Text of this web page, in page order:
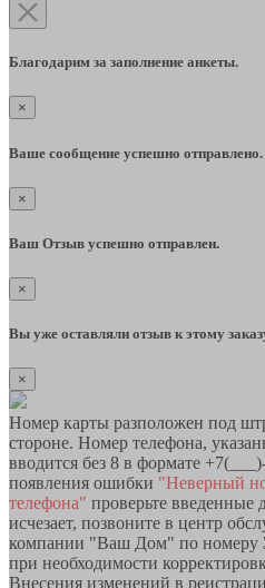
Благодарим за заполнение анкеты.
×
Ваше сообщение успешно отправлено.
×
Ваш Отзыв успешно отправлен.
×
Вы уже оставляли отзыв к этому
×
Номер карты разположен под
стороне. Номер телефона,
вводится без 8 в формате
появления ошибки "Неверный
телефона" проверьте
исчезает, позвоните в центр
компании "Ваш Дом" по номеру
при необходимости
Внесения изменений в